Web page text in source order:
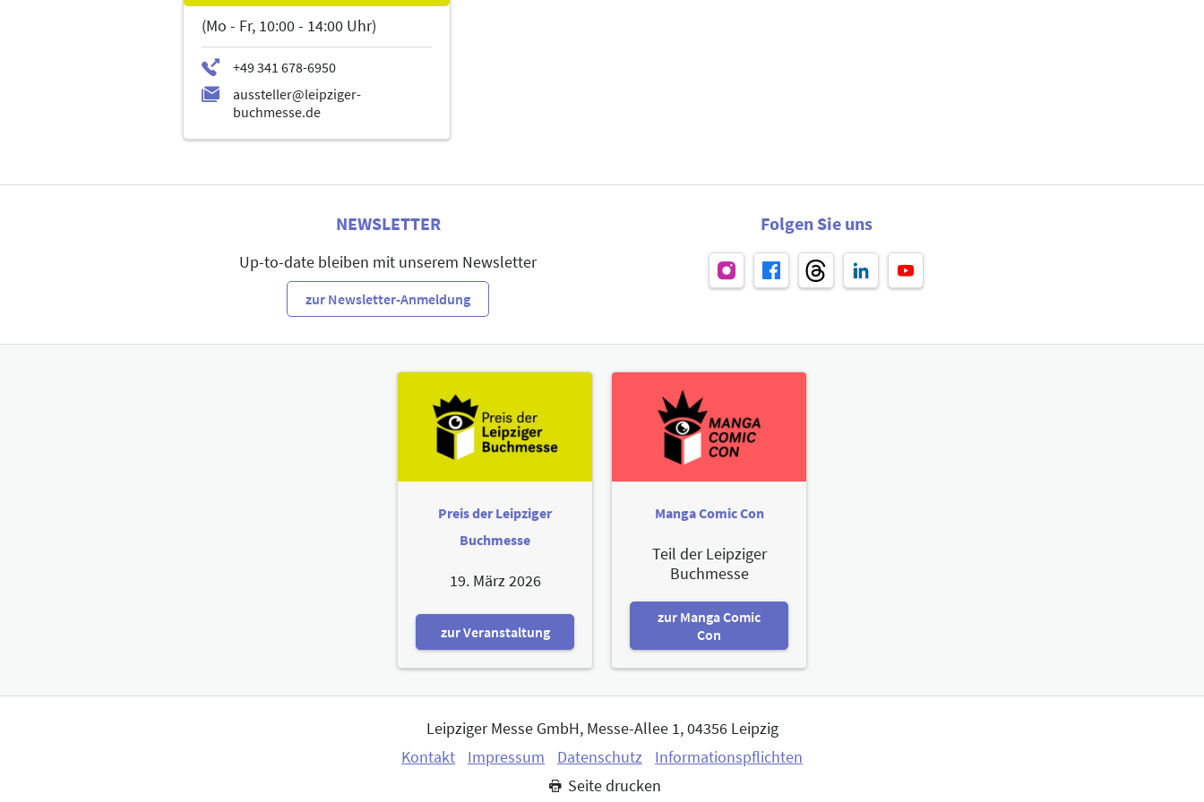
(Mo - Fr, 10:00 - 14:00 Uhr)
NEWSLETTER
Up-to-date bleiben mit unserem Newsletter
zur Newsletter-Anmeldung
Folgen Sie uns
Preis der Leipziger
Buchmesse
19. März 2026
zur Veranstaltung
Manga Comic Con
Teil der Leipziger
Buchmesse
zur Manga Comic
Con
Leipziger Messe GmbH, Messe-Allee 1, 04356 Leipzig
Kontakt
Impressum Datenschutz
Informationspflichten
Seite drucken